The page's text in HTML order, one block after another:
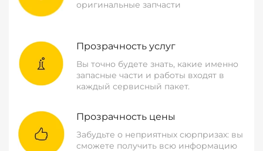
оригинальные запчасти
Прозрачность услуг
Вы точно будете знать, какие именно
запасные части и работы входят в
каждый сервисный пакет.
Прозрачность цены
Забудьте о неприятных сюрпризах: вы
сможете получить всю информацию